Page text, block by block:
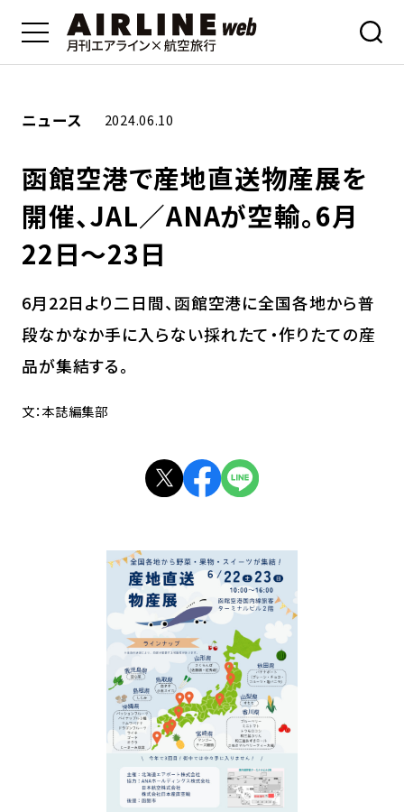
ニュース 2024.06.10
函館空港で産地直送物産展を
開催、JAL／ANAが空輸。6月
22日～23日
6月22日より二日間、函館空港に全国各地から普
段なかなか手に入らない採れたて・作りたての産
品が集結する。
文：本誌編集部